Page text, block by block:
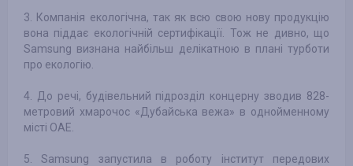
3. Компанія екологічна, так як всю свою нову продукцію
вона піддає екологічній сертифікації. Тож не дивно, що
Samsung визнана найбільш делікатною в плані турботи
про екологію.
4. До речі, будівельний підрозділ концерну зводив 828-
метровий хмарочос «Дубайська вежа» в однойменному
місті ОАЕ.
5. Samsung запустила в роботу інститут передових